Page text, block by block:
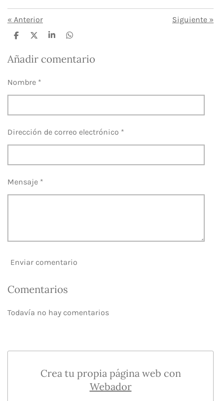
« Anterior Siguiente »
C
m
p
t
i
C
p
t
i
C
p
i
C
p
i
Añadir comentario
Nombre *
Dirección de correo electrónico *
Mensaje *
Enviar comentario
Comentarios
Todavía no hay comentarios
Crea tu propia página web con
Webador